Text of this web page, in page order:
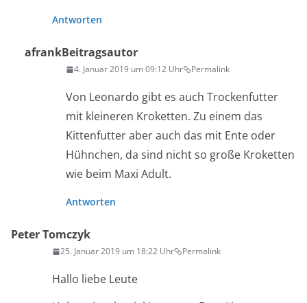
Antworten
afrankBeitragsautor
4. Januar 2019 um 09:12 Uhr Permalink
Von Leonardo gibt es auch Trockenfutter
mit kleineren Kroketten. Zu einem das
Kittenfutter aber auch das mit Ente oder
Hühnchen, da sind nicht so große Kroketten
wie beim Maxi Adult.
Antworten
Peter Tomczyk
25. Januar 2019 um 18:22 Uhr Permalink
Hallo liebe Leute